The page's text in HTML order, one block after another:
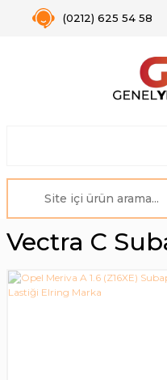
(0212) 625 54 58
Vectra C